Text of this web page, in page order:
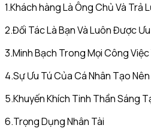
1.Khách hàng Là Ông Chủ Và Trả
2.Đối Tác Là Bạn Và Luôn Được
3.Minh Bạch Trong Mọi Công
4.Sự Ưu Tú Của Cá Nhân Tạo
5.Khuyến Khích Tinh Thần Sáng
6.Trọng Dụng Nhân Tài